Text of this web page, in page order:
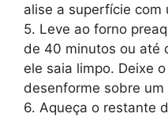
alise a superfície com
5. Leve ao forno
de 40 minutos ou até
ele saia limpo. Deixe
desenforme sobre um
6. Aqueça o restante